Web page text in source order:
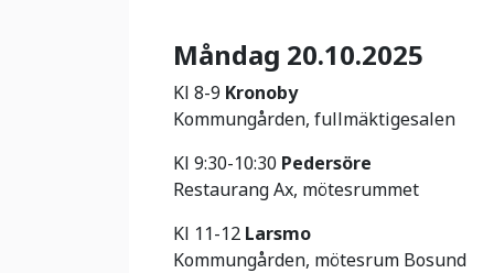
Måndag 20.10.2025
Kl 8-9 Kronoby
Kommungården, fullmäktigesalen
Kl 9:30-10:30 Pedersöre
Restaurang Ax, mötesrummet
Kl 11-12 Larsmo
Kommungården, mötesrum Bosund